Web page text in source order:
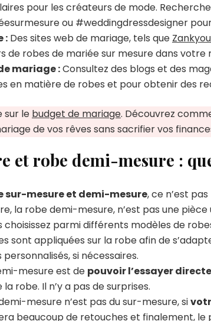
pour les créateurs de mode.
ou #weddingdressdesigner
: Des sites web de mariage, tels que Zankyou
de robes de mariée sur mesure dans votre
mariage :Consultez des blogs et des
en matière de robes et pour obtenir des
sur le budget de mariage. Découvrez
de vos rêves sans sacrifier vos
et robe demi-mesure :
sur-mesure et demi-mesure, ce n’est
la robe demi-mesure, n’est pas une
choisissez parmi différents modèles de
sont appliquées sur la robe afin de
si nécessaires.
mesure est de pouvoir l’essayer
robe. Il n’y a pas de surprises.
mesure n’est pas du sur-mesure, si
beaucoup de retouches et finalement, le